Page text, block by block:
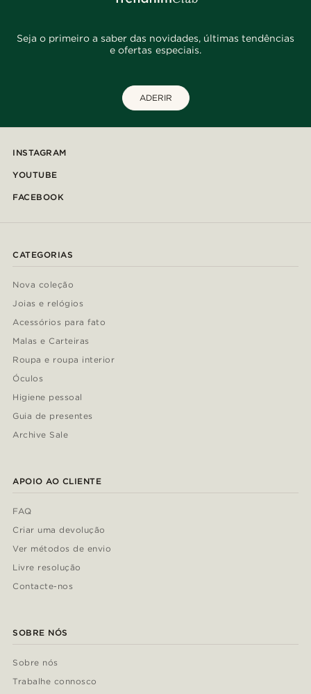
Seja o primeiro a saber das novidades, últimas tendências
e ofertas especiais.
ADERIR
INSTAGRAM
YOUTUBE
FACEBOOK
CATEGORIAS
Nova coleção
Joias e relógios
Acessórios para fato
Malas e Carteiras
Roupa e roupa interior
Óculos
Higiene pessoal
Guia de presentes
Archive Sale
APOIO AO CLIENTE
FAQ
Criar uma devolução
Ver métodos de envio
Livre resolução
Contacte-nos
SOBRE NÓS
Sobre nós
Trabalhe connosco